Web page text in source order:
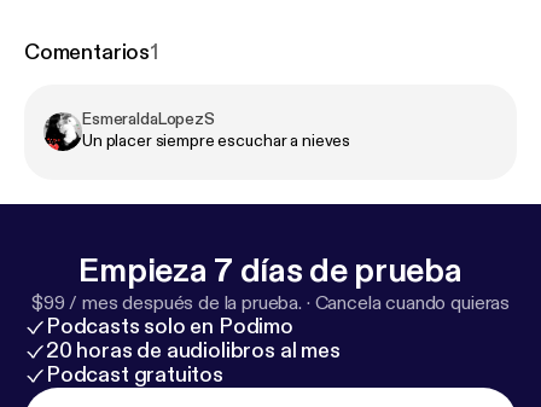
enseñanza universitaria al dogma católico.
Comentarios1
EsmeraldaLopezS
Un placer siempre escuchar a nieves
Empieza 7 días de prueba
$99 / mes después de la prueba. · Cancela cuando quieras
Podcasts solo en Podimo
20 horas de audiolibros al mes
Podcast gratuitos